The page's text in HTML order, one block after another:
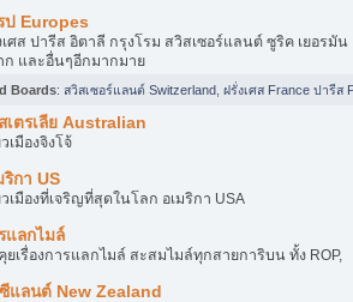
ป Europes
เศส ปารีส อิตาลี กรุงโรม สวิสเซอร์แลนต์ ซูริค เยอรมัน
ก และอื่นๆอีกมากมาย
Boards: สวิสเซอร์แลนต์ Switzerland ฝรั่งเศส France ปารีส
เตรเลีย Australian
เมืองจิงโจ้
ริกา US
วเมืองที่เจริญที่สุดในโลก อเมริกา USA
แลกไมล์
ยเรื่องการแลกไมล์ สะสมไมล์ทุกสายการิบน ทั้ง ROP,
แลนต์ New Zealand